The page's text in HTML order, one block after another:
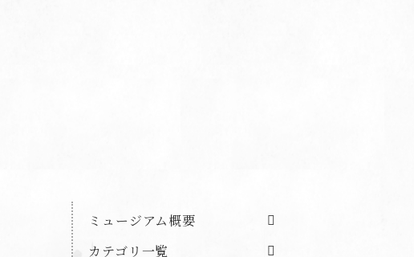
ミュージアム概要
カテゴリ一覧